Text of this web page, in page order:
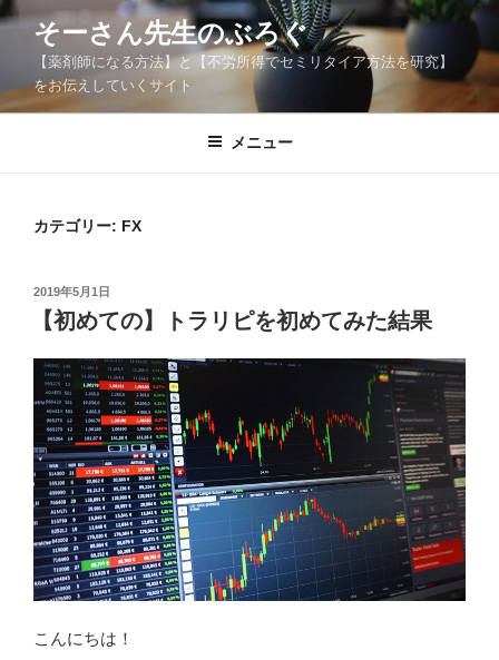
コ
ン
ツ
そーさん先生のぶろぐ
【薬剤師になる方法】と【不労所得でセミリタイア方法を研究】
をお伝えしていくサイト
メニュー
カテゴリー: FX
投
日:
2019年5月1日
【初めての】トラリピを初めてみた結果
こんにちは！